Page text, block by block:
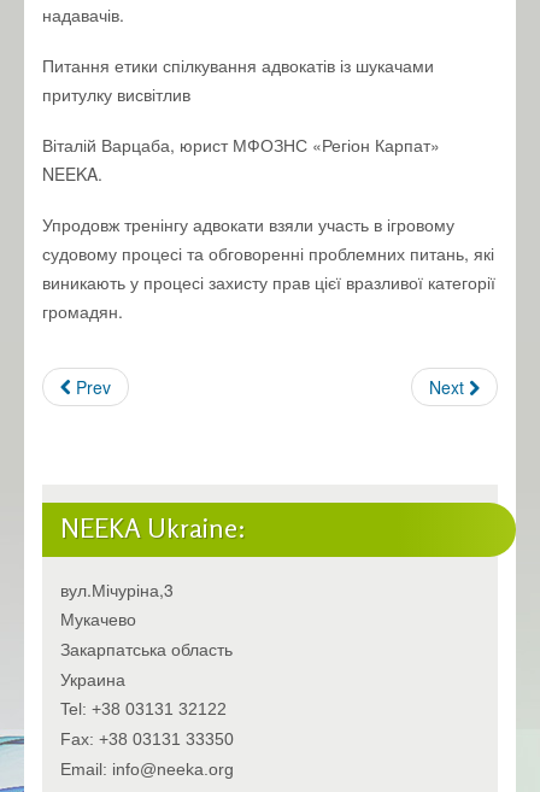
надавачів.
Питання етики спілкування адвокатів із шукачами
притулку висвітлив
Віталій Варцаба, юрист МФОЗНС «Регіон Карпат»
NEEKA.
Упродовж тренінгу адвокати взяли участь в ігровому
судовому процесі та обговоренні проблемних питань, які
виникають у процесі захисту прав цієї вразливої категорії
громадян.
Prev Next
NEEKA Ukraine:
вул.Мічуріна,3
Мукачево
Закарпатська область
Украина
Tel: +38 03131 32122
Fax: +38 03131 33350
Email: info@neeka.org